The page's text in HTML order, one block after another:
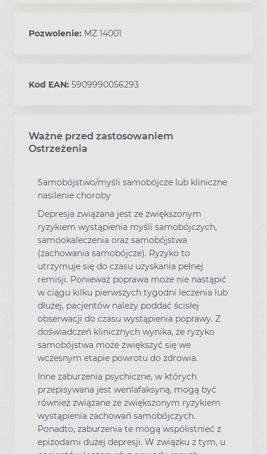
Pozwolenie: MZ 14001
Kod EAN: 5909990056293
Ważne przed zastosowaniem
Ostrzeżenia
Samobójstwo/myśli samobójcze lub kliniczne
nasilenie choroby
Depresja związana jest ze zwiększonym
ryzykiem wystąpienia myśli samobójczych,
samookaleczenia oraz samobójstwa
(zachowania samobójcze). Ryzyko to
utrzymuje się do czasu uzyskania pełnej
remisji. Ponieważ poprawa może nie nastąpić
w ciągu kilku pierwszych tygodni leczenia lub
dłużej, pacjentów należy poddać ścisłej
obserwacji do czasu wystąpienia poprawy. Z
doświadczeń klinicznych wynika, że ryzyko
samobójstwa może zwiększyć się we
wczesnym etapie powrotu do zdrowia.
Inne zaburzenia psychiczne, w których
przepisywana jest wenlafaksyną, mogą być
również związane ze zwiększonym ryzykiem
wystąpienia zachowań samobójczych.
Ponadto, zaburzenia te mogą współistnieć z
epizodami dużej depresji. W związku z tym, u